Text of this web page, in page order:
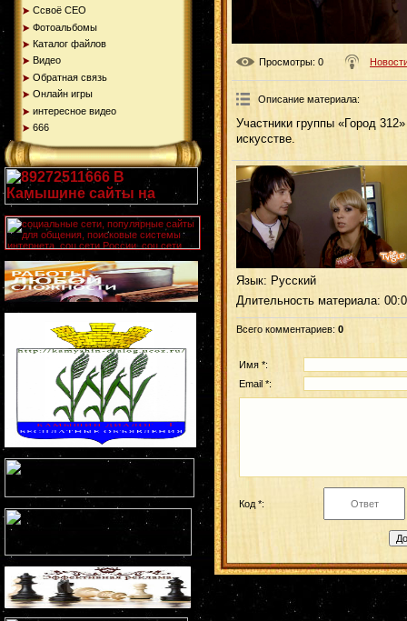
Ссвоё СЕО
Фотоальбомы
Каталог файлов
Видео
Обратная связь
Онлайн игры
интересное видео
666
Просмотры: 0
Описание материала:
Участники группы «Город
искусстве.
Язык: Русский
Длительность материала:
Всего комментариев: 0
Имя *:
Email *:
Код *: